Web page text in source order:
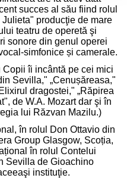
succes al său fiind rolul
producţie de mare
teatru de operetă şi
sonore din genul operei
simfonice și camerale.
îi incântă pe cei mici
Sevilla," „Cenușăreasa,"
dragostei," „Răpirea
de W.A. Mozart dar şi în
lui Răzvan Mazilu.)
în rolul Don Ottavio din
Group Glasgow, Scoția,
în rolul Contelui
Sevilla de Gioachino
instituţie.